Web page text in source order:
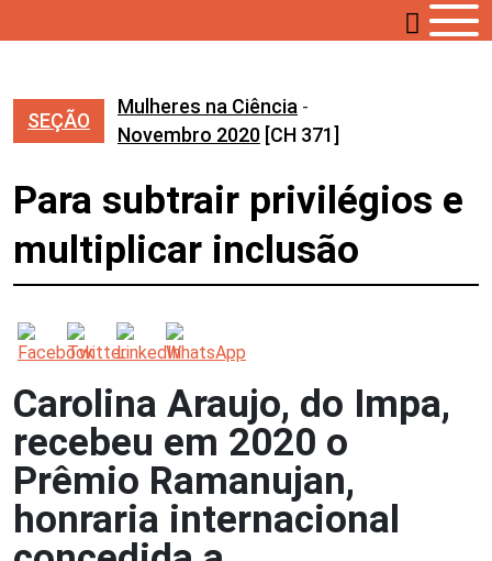
SEÇÃO
Mulheres na Ciência -
Novembro 2020 [CH 371]
Para subtrair privilégios e
multiplicar inclusão
Carolina Araujo, do Impa,
recebeu em 2020 o
Prêmio Ramanujan,
honraria internacional